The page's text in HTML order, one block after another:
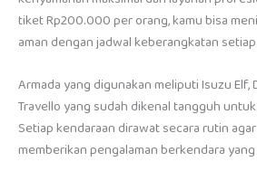
tiket Rp200.000 per orang, kamu bisa
aman dengan jadwal keberangkatan
Armada yang digunakan meliputi Isuzu Elf,
Travello yang sudah dikenal tangguh
Setiap kendaraan dirawat secara rutin
memberikan pengalaman berkendara